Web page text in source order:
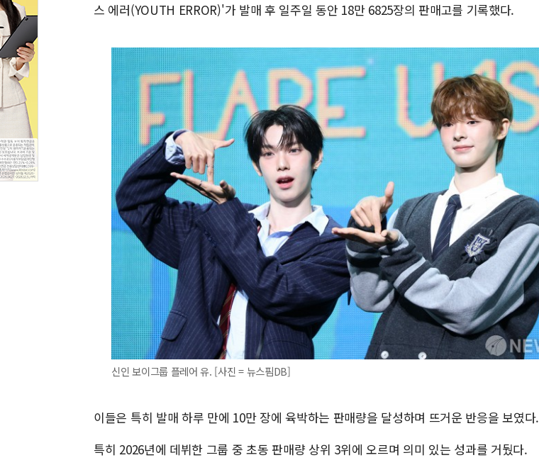
스 에러(YOUTH ERROR)'가 발매 후 일주일 동안 18만 6825장의 판매고를 기록했다.
신인 보이그룹 플레어 유. [사진 = 뉴스핌DB]
이들은 특히 발매 하루 만에 10만 장에 육박하는 판매량을 달성하며 뜨거운 반응을 보였다.
특히 2026년에 데뷔한 그룹 중 초동 판매량 상위 3위에 오르며 의미 있는 성과를 거뒀다.